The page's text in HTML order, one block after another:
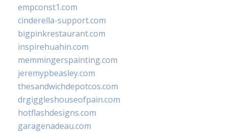
empconst1.com
cinderella-support.com
bigpinkrestaurant.com
inspirehuahin.com
memmingerspainting.com
jeremypbeasley.com
thesandwichdepotcos.com
drgiggleshouseofpain.com
hotflashdesigns.com
garagenadeau.com